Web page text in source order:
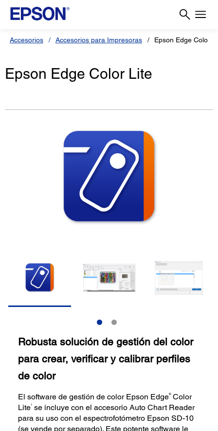
Accesorios Accesorios para Impresoras Epson Edge Color
Epson Edge Color Lite
Robusta solución de gestión del color
para crear, verificar y calibrar perfiles
de color
El software de gestión de color Epson Edge®Color
Lite1 se incluye con el accesorio Auto Chart Reader
para su uso con el espectrofotómetro Epson SD-10
(se vende por separado). Este potente software le